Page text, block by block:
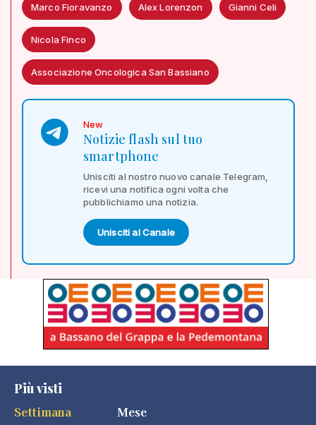
Marco Fioravanzo Alex Lorenzon Gianni Celi
Nicola Finco
Associazione Oncologica San Bassiano
New
Notizie flash sul tuo
smartphone
Unisciti al nostro nuovo canale Telegram,
ricevi una notifica ogni volta che
pubblichiamo una notizia.
Unisciti al Canale
Più visti
Settimana
Mese